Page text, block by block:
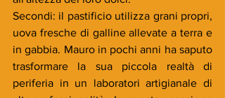
Secondi: il pastificio utilizza grani propri,
uova fresche di galline allevate a terra e
in gabbia. Mauro in pochi anni ha saputo
trasformare la sua piccola realtà di
periferia in un laboratori artigianale di